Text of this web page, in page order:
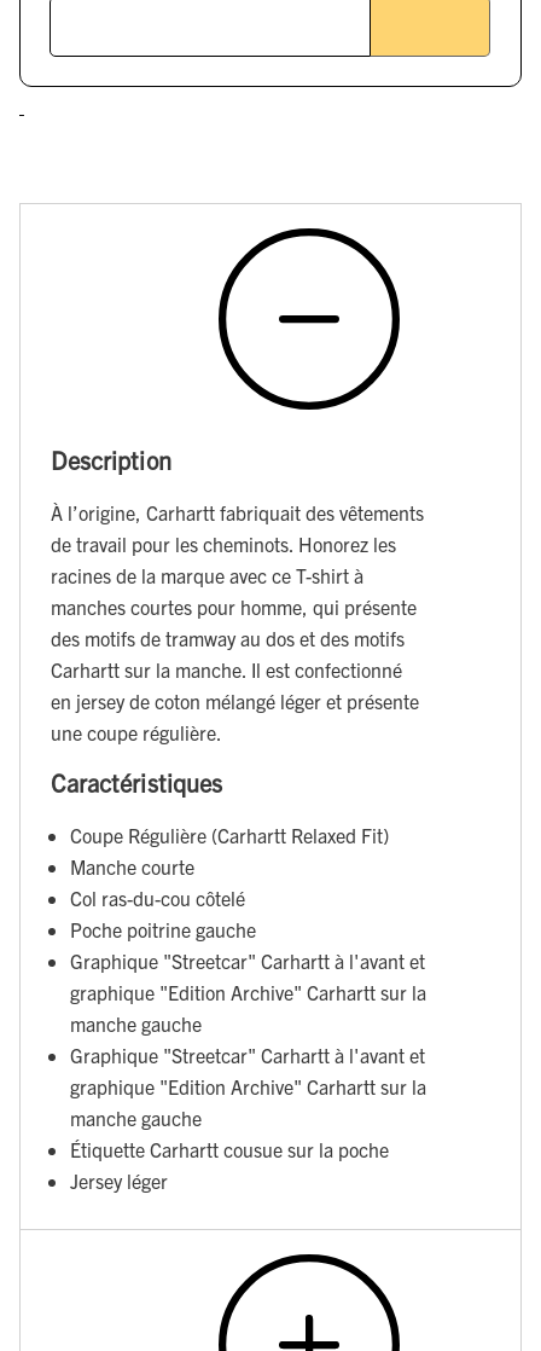
Description
À l’origine, Carhartt fabriquait des vêtements
de travail pour les cheminots. Honorez les
racines de la marque avec ce T-shirt à
manches courtes pour homme, qui présente
des motifs de tramway au dos et des motifs
Carhartt sur la manche. Il est confectionné
en jersey de coton mélangé léger et présente
une coupe régulière.
Caractéristiques
Coupe Régulière (Carhartt Relaxed Fit)
Manche courte
Col ras-du-cou côtelé
Poche poitrine gauche
Graphique "Streetcar" Carhartt à l'avant et
graphique "Edition Archive" Carhartt sur la
manche gauche
Graphique "Streetcar" Carhartt à l'avant et
graphique "Edition Archive" Carhartt sur la
manche gauche
Étiquette Carhartt cousue sur la poche
Jersey léger